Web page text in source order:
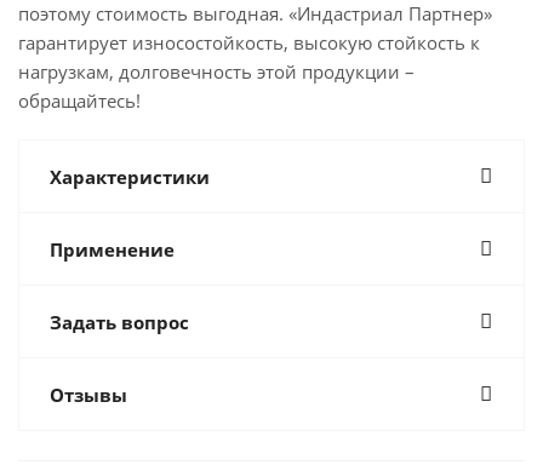
поэтому стоимость выгодная. «Индастриал Партнер»
гарантирует износостойкость, высокую стойкость к
нагрузкам, долговечность этой продукции –
обращайтесь!
Характеристики
Применение
Задать вопрос
Отзывы